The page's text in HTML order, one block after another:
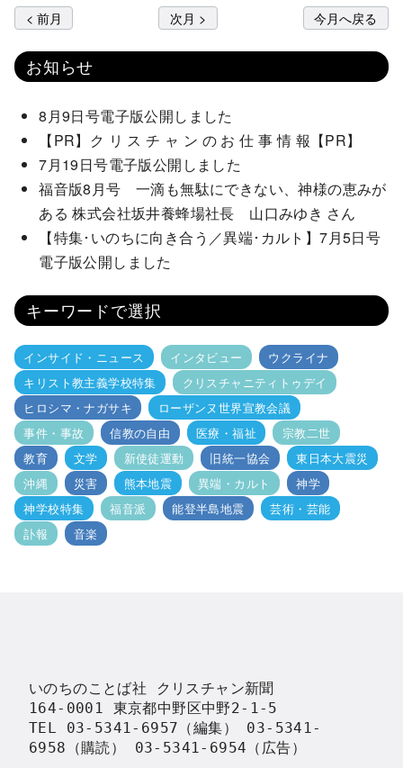
< 前月 次月 > 今月へ戻る
お知らせ
8月9日号電子版公開しました
【PR】ク リ ス チ ャ ン の お 仕 事 情 報【PR】
7月19日号電子版公開しました
福音版8月号 一滴も無駄にできない、神様の恵みが
ある 株式会社坂井養蜂場社長 山口みゆき さん
【特集･いのちに向き合う／異端･カルト】7月5日号
電子版公開しました
キーワードで選択
インサイド・ニュース インタビュー
ウクライナ
キリスト教主義学校特集
クリスチャニティトゥデイ
ヒロシマ・ナガサキ
ローザンヌ世界宣教会議
事件・事故
信教の自由 医療・福祉
宗教二世
教育
文学 新使徒運動 旧統一協会
東日本大震災
沖縄
災害 熊本地震 異端・カルト
神学
神学校特集
福音派 能登半島地震
芸術・芸能
訃報
音楽
いのちのことば社 クリスチャン新聞
164-0001 東京都中野区中野2-1-5
TEL 03-5341-6957（編集） 03-5341-
6958（購読） 03-5341-6954（広告）